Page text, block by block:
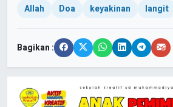
Allah Doa keyakinan langit
Bagikan :